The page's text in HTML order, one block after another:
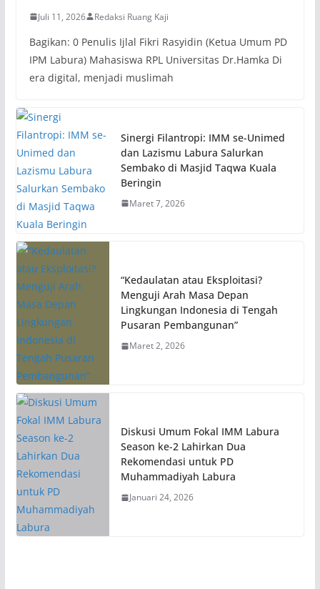
Juli 11, 2026 Redaksi Ruang Kaji
Bagikan: 0 Penulis Ijlal Fikri Rasyidin (Ketua Umum PD
IPM Labura) Mahasiswa RPL Universitas Dr.Hamka Di
era digital, menjadi muslimah
Sinergi Filantropi: IMM se-Unimed
dan Lazismu Labura Salurkan
Sembako di Masjid Taqwa Kuala
Beringin
Maret 7, 2026
“Kedaulatan atau Eksploitasi?
Menguji Arah Masa Depan
Lingkungan Indonesia di Tengah
Pusaran Pembangunan”
Maret 2, 2026
Diskusi Umum Fokal IMM Labura
Season ke-2 Lahirkan Dua
Rekomendasi untuk PD
Muhammadiyah Labura
Januari 24, 2026